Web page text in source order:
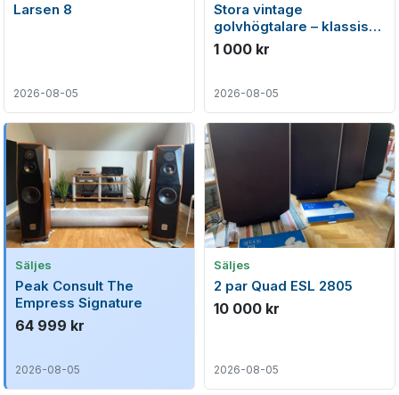
Larsen 8
2026-08-05
Stora vintage
golvhögtalare – klassiskt
träutförande, säljs i par
1 000 kr
2026-08-05
Säljes
Peak Consult The
Empress Signature
64 999 kr
2026-08-05
Säljes
2 par Quad ESL 2805
10 000 kr
2026-08-05